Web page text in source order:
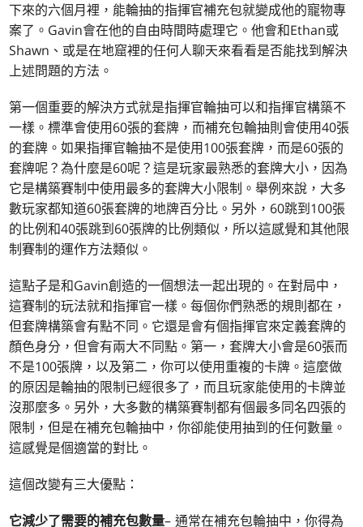
下來的六個月裡，能輪抽的指揮官補充包就變成他的寵物專
案了。Gavin會在他的自由時間時處理它。他會和Ethan或
Shawn、或是在地窟裡的任何人聊天來看看是否能找到解決
上述問題的方法。
第一個重要的解決方式就是指揮官輪抽可以和指揮官構築不
一樣。標準會使用60張的套牌，而補充包輪抽則會使用40張
的套牌。如果指揮官輪抽不是使用100張套牌，而是60張的
套牌呢？為什麼是60呢？這是玩家最熟悉的套牌大小，因為
它是構築賽制中使用最多的套牌大小限制。舉例來說，大多
數玩家都知道60張套牌的地牌百分比。另外，60跳到100張
的比例和40張跳到60張牌的比例類似，所以這感覺和其他限
制賽制的運作方法類似。
這點子是和Gavin創造的一個想法一起出現的。在對局中，
這賽制的玩法就和指揮官一樣。每個你們熟悉的規則都在，
但套牌構築會有點不同。它還是會有個指揮官來定義套牌的
顏色身分，但會有兩大不同點。第一，套牌大小會是60張而
不是100張牌，以及第二，你可以使用重複的卡牌。這麼做
的原因是輪抽的限制已經很多了，而且玩家能使用的卡牌並
沒那麼多。另外，大多數的構築賽制都有個最多同名四張的
限制，但是在補充包輪抽中，你卻能使用抽到的任何數量。
這感覺是個適當的對比。
這個改變有三大優點：
它減少了需要的補充包數量– 通常在補充包輪抽中，你得為